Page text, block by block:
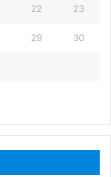
22 23
29 30